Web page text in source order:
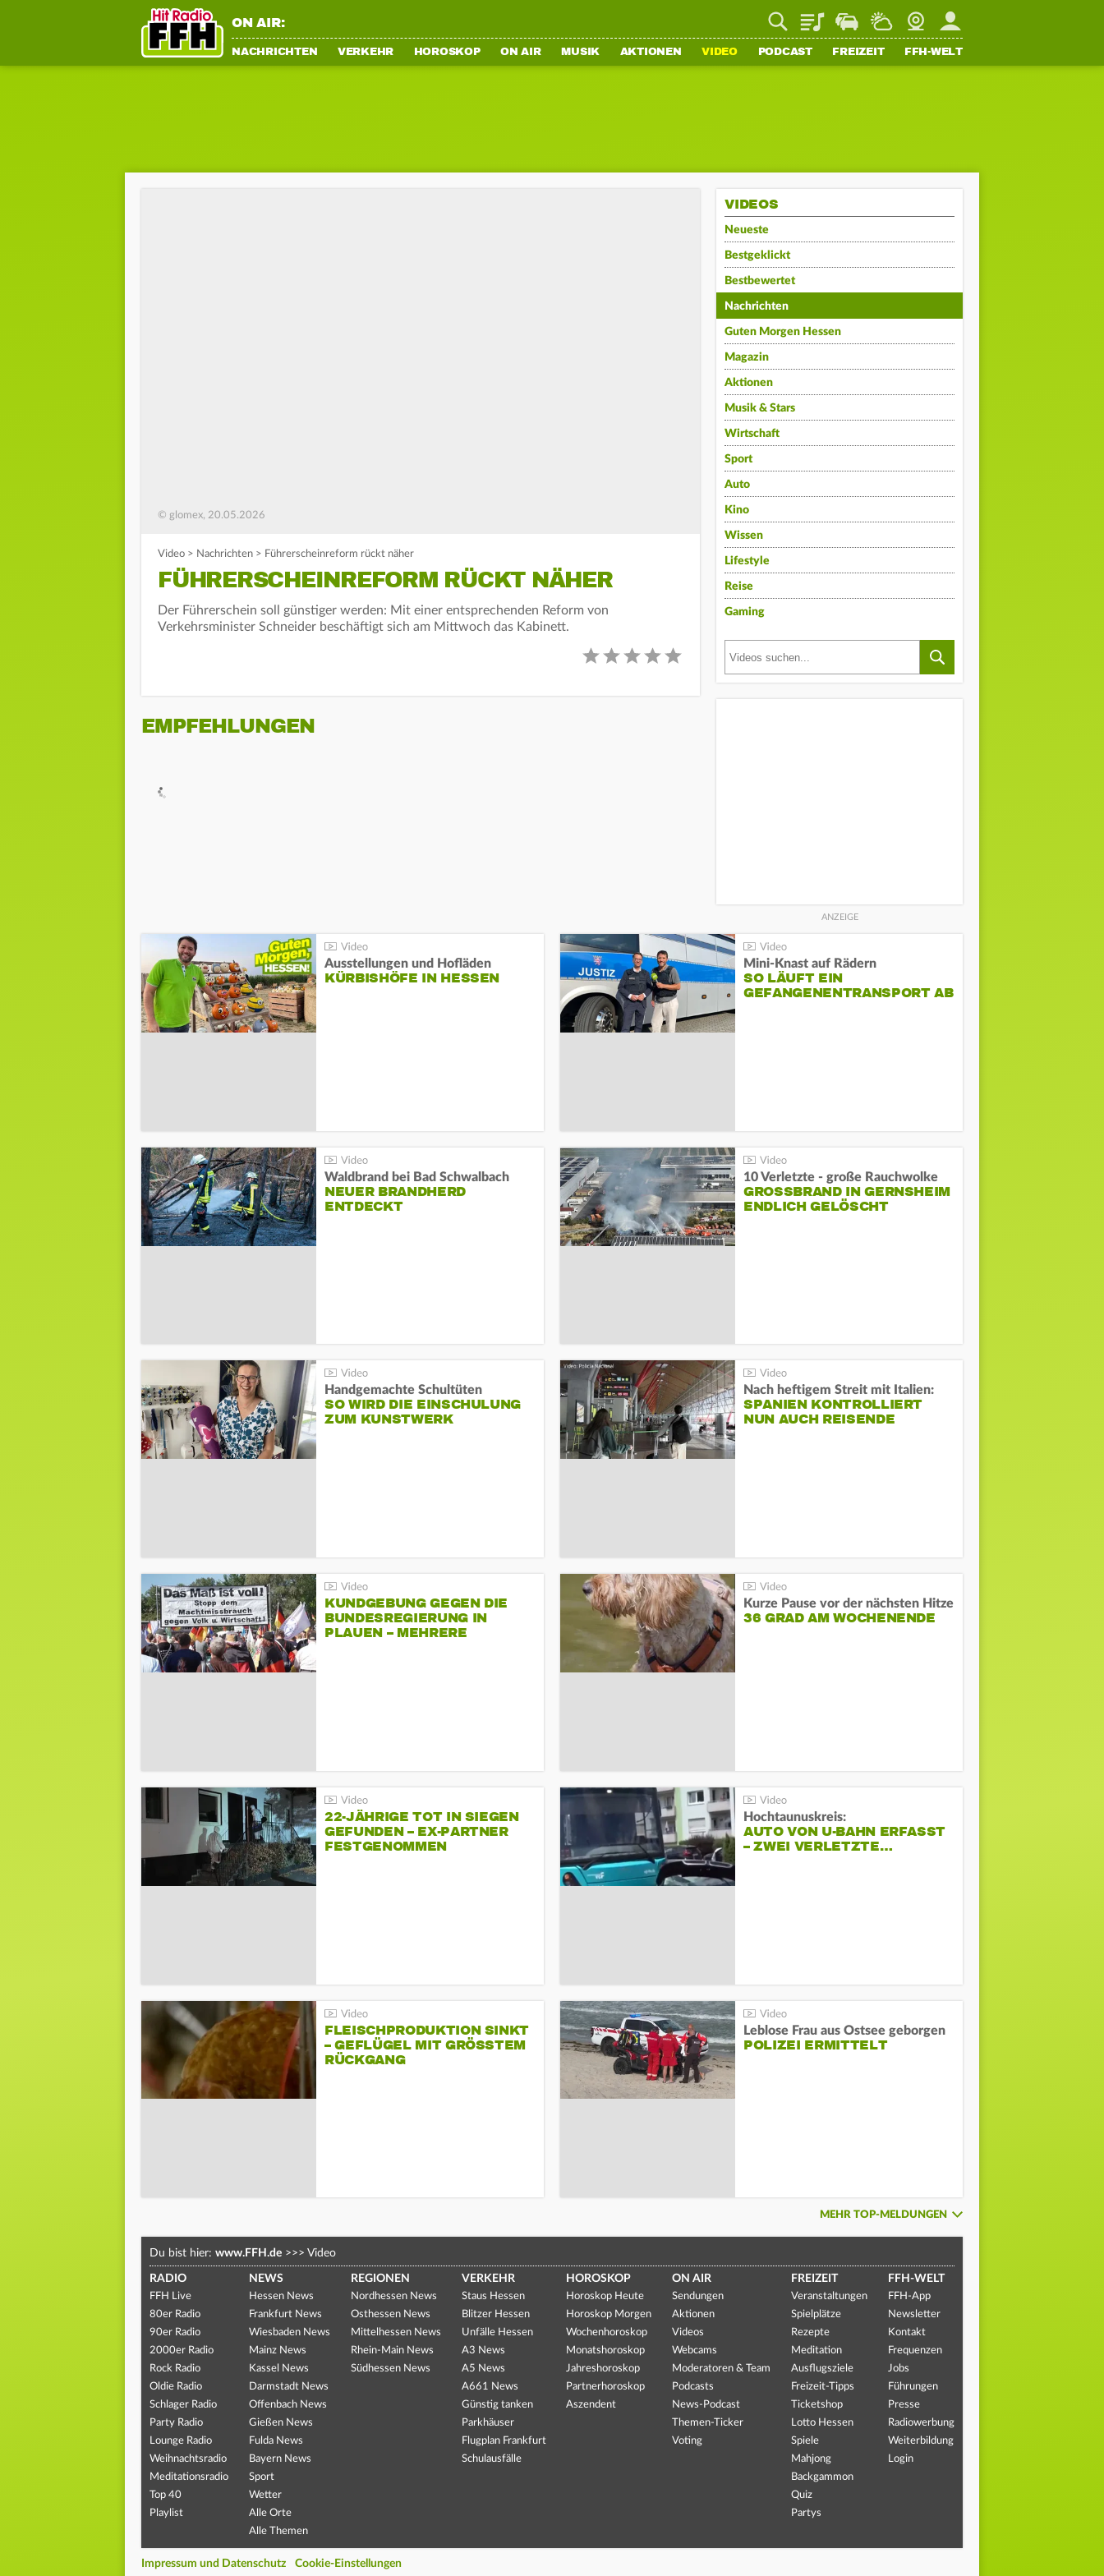
ON AIR: PlaylistStaupilotWetterWebcamMein FFH
NACHRICHTEN VERKEHR HOROSKOP ON AIR MUSIK AKTIONEN VIDEO PODCAST FREIZEIT FFH-WELT
© glomex, 20.05.2026
Video > Nachrichten > Führerscheinreform rückt näher
FÜHRERSCHEINREFORM RÜCKT NÄHER
Der Führerschein soll günstiger werden: Mit einer entsprechenden Reform von
Verkehrsminister Schneider beschäftigt sich am Mittwoch das Kabinett.
EMPFEHLUNGEN
VIDEOS
Neueste
Bestgeklickt
Bestbewertet
Nachrichten
Guten Morgen Hessen
Magazin
Aktionen
Musik & Stars
Wirtschaft
Sport
Auto
Kino
Wissen
Lifestyle
Reise
Gaming
Ausstellungen und Hofläden
KÜRBISHÖFE IN HESSEN
Mini-Knast auf Rädern
SO LÄUFT EIN
GEFANGENENTRANSPORT AB
Waldbrand bei Bad Schwalbach
NEUER BRANDHERD
ENTDECKT
10 Verletzte - große Rauchwolke
GROSSBRAND IN GERNSHEIM E
NDLICH GELÖSCHT
Handgemachte Schultüten
SO WIRD DIE EINSCHULUNG
ZUM KUNSTWERK
Nach heftigem Streit mit Italien:
SPANIEN KONTROLLIERT
NUN AUCH REISENDE
KUNDGEBUNG GEGEN DIE
BUNDESREGIERUNG IN
PLAUEN – MEHRERE
Kurze Pause vor der nächsten Hitze
36 GRAD AM WOCHENENDE
22-JÄHRIGE TOT IN SIEGEN
GEFUNDEN – EX-PARTNER
FESTGENOMMEN
Hochtaunuskreis:
AUTO VON U-BAHN ERFASST
– ZWEI VERLETZTE…
FLEISCHPRODUKTION SINKT
– GEFLÜGEL MIT GRÖSSTEM R
ÜCKGANG
Leblose Frau aus Ostsee geborgen
POLIZEI ERMITTELT
MEHR TOP-MELDUNGEN
Du bist hier: www.FFH.de >>> Video
RADIO
FFH Live
80er Radio
90er Radio
2000er Radio
Rock Radio
Oldie Radio
Schlager Radio
Party Radio
Lounge Radio
Weihnachtsradio
Meditationsradio
Top 40
Playlist
NEWS
Hessen News
Frankfurt News
Wiesbaden News
Mainz News
Kassel News
Darmstadt News
Offenbach News
Gießen News
Fulda News
Bayern News
Sport
Wetter
Alle Orte
Alle Themen
REGIONEN
Nordhessen News
Osthessen News
Mittelhessen News
Rhein-Main News
Südhessen News
VERKEHR
Staus Hessen
Blitzer Hessen
Unfälle Hessen
A3 News
A5 News
A661 News
Günstig tanken
Parkhäuser
Flugplan Frankfurt
Schulausfälle
HOROSKOP
Horoskop Heute
Horoskop Morgen
Wochenhoroskop
Monatshoroskop
Jahreshoroskop
Partnerhoroskop
Aszendent
ON AIR
Sendungen
Aktionen
Videos
Webcams
Moderatoren & Team
Podcasts
News-Podcast
Themen-Ticker
Voting
FREIZEIT
Veranstaltungen
Spielplätze
Rezepte
Meditation
Ausflugsziele
Freizeit-Tipps
Ticketshop
Lotto Hessen
Spiele
Mahjong
Backgammon
Quiz
Partys
FFH-WELT
FFH-App
Newsletter
Kontakt
Frequenzen
Jobs
Führungen
Presse
Radiowerbung
Weiterbildung
Login
Impressum und Datenschutz Cookie-Einstellungen